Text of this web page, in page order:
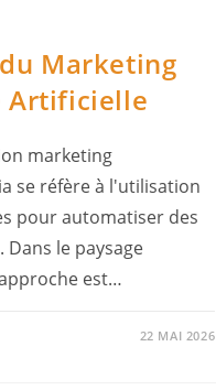
Marketing
Artificielle
marketing
se réfère à l'utilisation
pour automatiser des
le paysage
est…
22 MAI 2026